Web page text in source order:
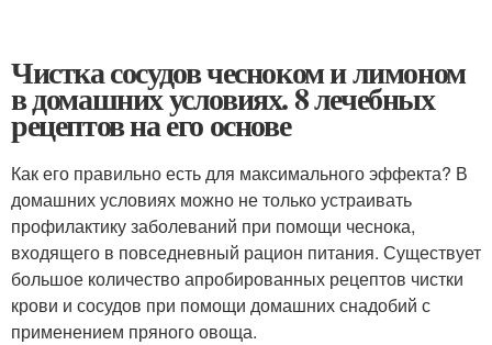
Чистка сосудов чесноком и лимоном
в домашних условиях. 8 лечебных
рецептов на его основе
Как его правильно есть для максимального эффекта? В
домашних условиях можно не только устраивать
профилактику заболеваний при помощи чеснока,
входящего в повседневный рацион питания. Существует
большое количество апробированных рецептов чистки
крови и сосудов при помощи домашних снадобий с
применением пряного овоща.